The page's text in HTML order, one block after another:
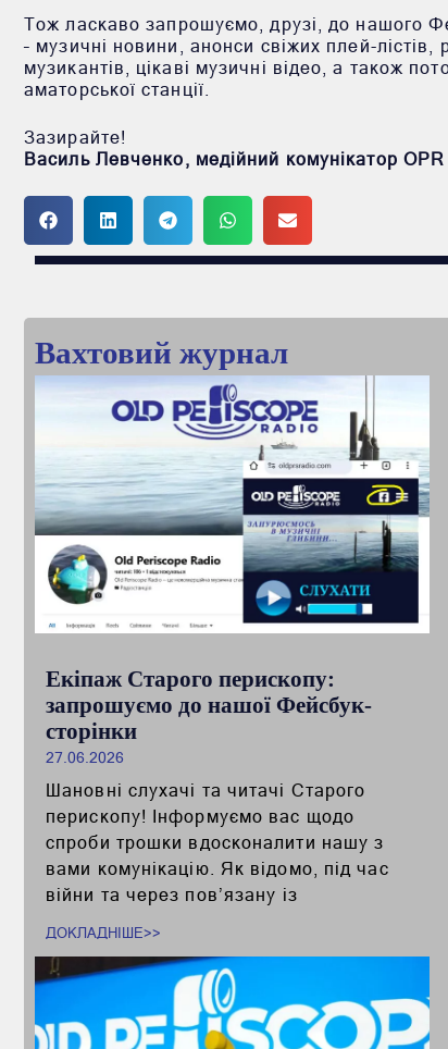
Тож ласкаво запрошуємо, друзі, до нашого
– музичні новини, анонси свіжих плей-
музикантів, цікаві музичні відео, а також
аматорської станції.
Зазирайте!
Василь Левченко, медійний комунікатор OPR
Вахтовий журнал
Екіпаж Старого перископу:
запрошуємо до нашої Фейсбук-
сторінки
27.06.2026
Шановні слухачі та читачі Старого
перископу! Інформуємо вас щодо
спроби трошки вдосконалити нашу з
вами комунікацію. Як відомо, під час
війни та через пов’язану із
ДОКЛАДНІШЕ>>